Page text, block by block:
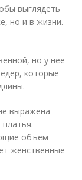
выглядеть
но и в жизни.
но у нее
которые
выражена
объем
женственные